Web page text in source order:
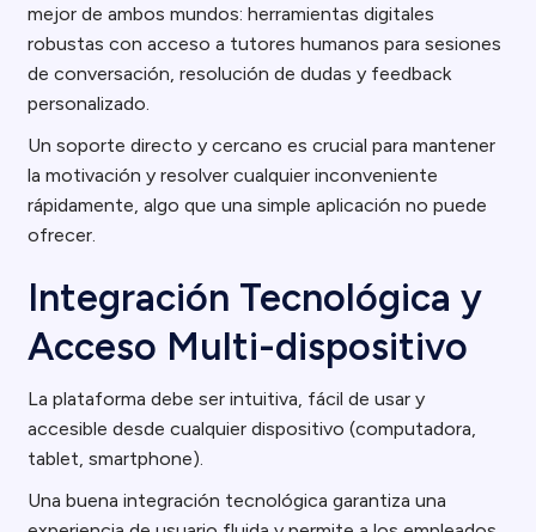
mejor de ambos mundos: herramientas digitales
robustas con acceso a tutores humanos para sesiones
de conversación, resolución de dudas y feedback
personalizado.
Un soporte directo y cercano es crucial para mantener
la motivación y resolver cualquier inconveniente
rápidamente, algo que una simple aplicación no puede
ofrecer.
Integración Tecnológica y
Acceso Multi-dispositivo
La plataforma debe ser intuitiva, fácil de usar y
accesible desde cualquier dispositivo (computadora,
tablet, smartphone).
Una buena integración tecnológica garantiza una